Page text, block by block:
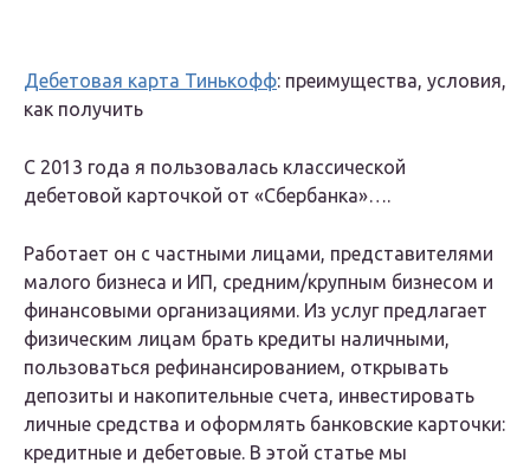
Дебетовая карта Тинькофф: преимущества, условия,
как получить
С 2013 года я пользовалась классической
дебетовой карточкой от «Сбербанка»….
Работает он с частными лицами, представителями
малого бизнеса и ИП, средним/крупным бизнесом и
финансовыми организациями. Из услуг предлагает
физическим лицам брать кредиты наличными,
пользоваться рефинансированием, открывать
депозиты и накопительные счета, инвестировать
личные средства и оформлять банковские карточки:
кредитные и дебетовые. В этой статье мы